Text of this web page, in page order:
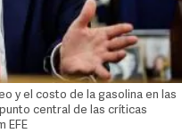
y el costo de la gasolina en las
central de las críticas
EFE